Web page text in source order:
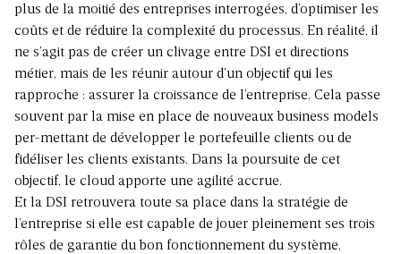
plus de la moitié des entreprises interrogées, d’optimiser les
coûts et de réduire la complexité du processus. En réalité, il
ne s’agit pas de créer un clivage entre DSI et directions
métier, mais de les réunir autour d’un objectif qui les
rapproche : assurer la croissance de l’entreprise. Cela passe
souvent par la mise en place de nouveaux business models
per-mettant de développer le portefeuille clients ou de
fidéliser les clients existants. Dans la poursuite de cet
objectif, le cloud apporte une agilité accrue.
Et la DSI retrouvera toute sa place dans la stratégie de
l’entreprise si elle est capable de jouer pleinement ses trois
rôles de garantie du bon fonctionnement du système,